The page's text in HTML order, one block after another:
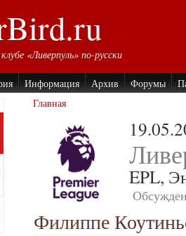
«Ливерпуль» по-русски
Информация Архив Форумы
Главная
EPL,
Филиппе